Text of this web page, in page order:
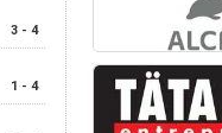
3 - 4
1 - 4